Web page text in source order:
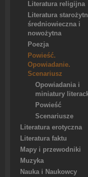
Literatura religijna
Literatura
średniowieczna i
nowożytna
Poezja
Powieść.
Opowiadanie.
Scenariusz
Opowiadania i
miniatury
Powieść
Scenariusze
Literatura erotyczna
Literatura faktu
Mapy i przewodniki
Muzyka
Nauka i Naukowcy